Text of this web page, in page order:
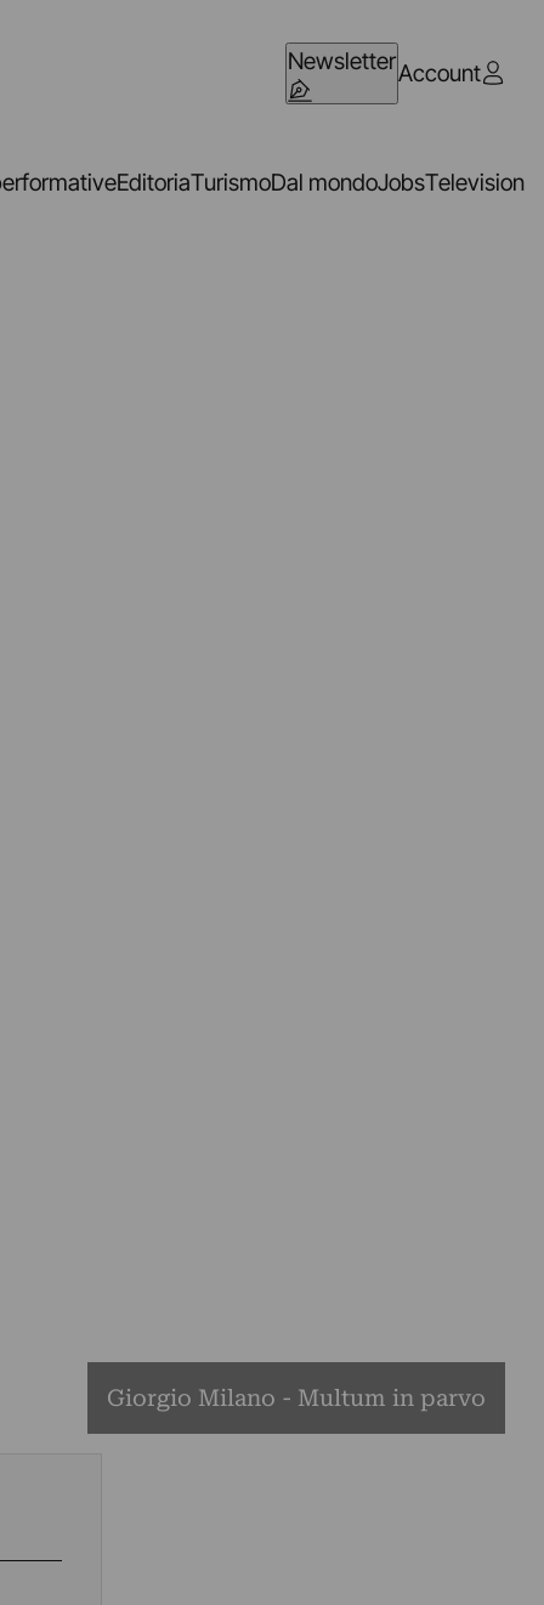
NewsletterAccount
EditoriaTurismoDal mondoJobsTelevision
Giorgio Milano - Multum in parvo